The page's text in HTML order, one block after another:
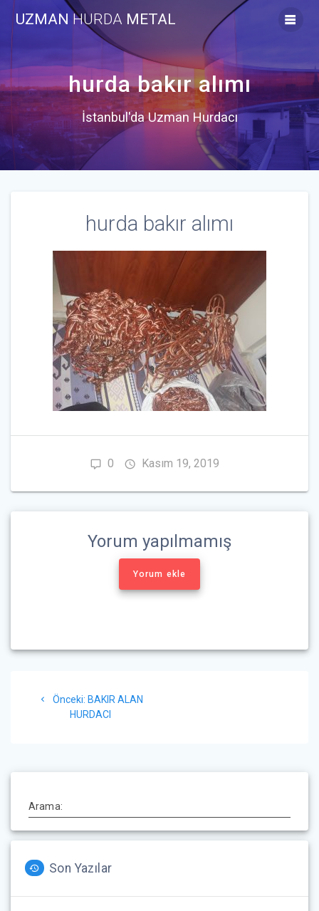
to
UZMAN HURDA METAL
hurda bakır alımı
İstanbul'da Uzman Hurdacı
hurda bakır alımı
0 Kasım 19, 2019
Yorum yapılmamış
Yorum ekle
Yazı
gezinmesi
Önceki: Önceki
yazı:
BAKIR ALAN
HURDACI
Arama:
Son Yazılar